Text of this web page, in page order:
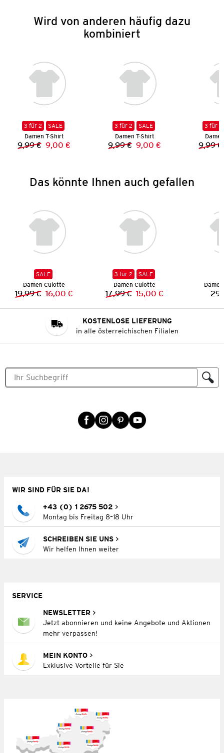
Wird von anderen häufig dazu
kombiniert
3 für 2
SALE
Damen T-Shirt
Vorheriger Preis:
9,99 € Neuer Preis:
9,00 €
3 für 2
SALE
Damen T-Shirt
Vorheriger Preis:
9,99 € Neuer Preis:
9,00 €
3 für 2
9,99 €
Das könnte Ihnen auch gefallen
SALE
Damen Culotte
Vorheriger Preis:
19,99 € Neuer Preis:
16,00 €
3 für 2
SALE
Damen Culotte
Vorheriger Preis:
17,99 € Neuer Preis:
15,00 €
KOSTENLOSE LIEFERUNG
in alle österreichischen Filialen
WIR SIND FÜR SIE DA!
+43 (0) 1 2675 502
Montag bis Freitag 8–18 Uhr
SCHREIBEN SIE UNS
Wir helfen Ihnen weiter
SERVICE
NEWSLETTER
Jetzt abonnieren und keine Angebote und Aktionen
mehr verpassen!
MEIN KONTO
Exklusive Vorteile für Sie